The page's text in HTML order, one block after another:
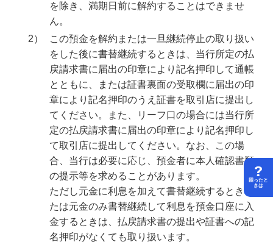
困ったと
きは
を除き、満期日前に解約することはできませ
ん。
2）
この預金を解約または一旦継続停止の取り扱い
をした後に書替継続するときは、当行所定の払
戻請求書に届出の印章により記名押印して通帳
とともに、または証書裏面の受取欄に届出の印
章により記名押印のうえ証書を取引店に提出し
てください。また、リーフ口の場合には当行所
定の払戻請求書に届出の印章により記名押印し
て取引店に提出してください。なお、この場
合、当行は必要に応じ、預金者に本人確認書類
の提示等を求めることがあります。
ただし元金に利息を加えて書替継続するときま
たは元金のみ書替継続して利息を預金口座に入
金するときは、払戻請求書の提出や証書への記
名押印がなくても取り扱います。